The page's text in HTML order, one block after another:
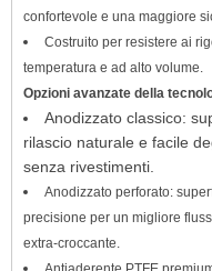
confortevole e una maggiore
Costruito per resistere ai
temperatura e ad alto volume.
Opzioni avanzate della
Anodizzato classico:
rilascio naturale e facile
senza rivestimenti.
Anodizzato perforato:
precisione per un migliore
extra-croccante.